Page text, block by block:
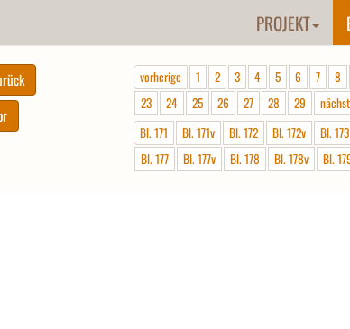
PROJEKT
vorherige 1 2 3 4 5 6 7 8
23
24 25 26 27 28 29
Bl. 171
Bl. 171v Bl. 172 Bl. 172v Bl. 173
Bl. 177
Bl. 177v Bl. 178 Bl. 178v Bl.